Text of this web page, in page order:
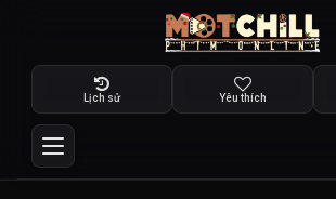
Lịch sử Yêu thích